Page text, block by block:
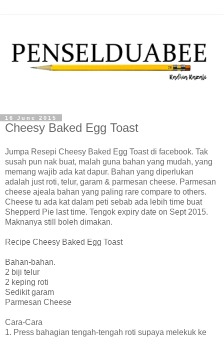
16 June 2015
Cheesy Baked Egg Toast
Jumpa Resepi Cheesy Baked Egg Toast di facebook. Tak
susah pun nak buat, malah guna bahan yang mudah, yang
memang wajib ada kat dapur. Bahan yang diperlukan
adalah just roti, telur, garam & parmesan cheese. Parmesan
cheese ajeala bahan yang paling rare compare to others.
Cheese tu ada kat dalam peti sebab ada lebih time buat
Shepperd Pie last time. Tengok expiry date on Sept 2015.
Maknanya still boleh dimakan.
Recipe Cheesy Baked Egg Toast
Bahan-bahan.
2 biji telur
2 keping roti
Sedikit garam
Parmesan Cheese
Cara-Cara
1. Press bahagian tengah-tengah roti supaya melekuk ke